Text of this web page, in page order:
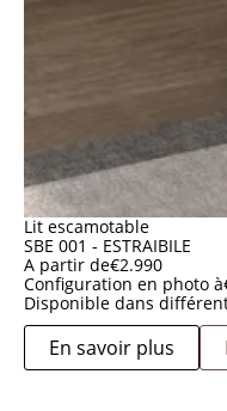
Lit escamotable
SBE 001 - ESTRAIBILE
A partir de€2.990
Configuration en photo à
Disponible dans
En savoir plus